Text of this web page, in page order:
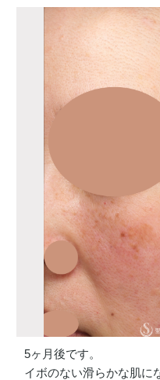
5ヶ月後です。
イボのない滑らかな肌に